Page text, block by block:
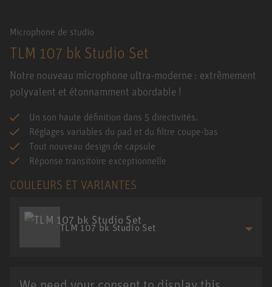
Microphone de studio
TLM 107 bk Studio Set
Notre nouveau microphone ultra-moderne : extrêmement
polyvalent et étonnamment abordable !
Un son haute définition dans 5 directivités.
Réglages variables du pad et du filtre coupe-bas
Tout nouveau design de capsule
Réponse transitoire exceptionnelle
COULEURS ET VARIANTES
TLM 107 bk Studio Set